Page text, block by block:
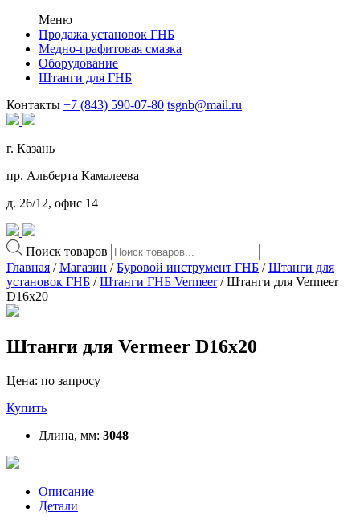
Меню
Продажа установок ГНБ
Медно-графитовая смазка
Оборудование
Штанги для ГНБ
Контакты +7 (843) 590-07-80 tsgnb@mail.ru
г. Казань
пр. Альберта Камалеева
д. 26/12, офис 14
Поиск товаров
Главная /Магазин /Буровой инструмент ГНБ /Штанги для
установок ГНБ /Штанги ГНБ Vermeer/ Штанги для Vermeer
D16x20
Штанги для Vermeer D16x20
Цена: по запросу
Купить
Длина, мм: 3048
Описание
Детали